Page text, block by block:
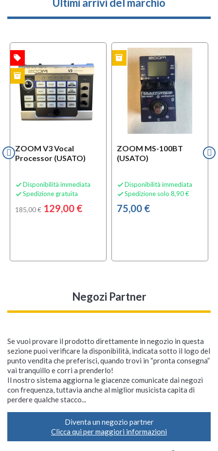
ZOOM V3 Vocal
Processor (USATO)
 Disponibilità immediata
 Spedizione gratuita
185,00 € 129,00 €
local_offer
inventory
ZOOM MS-100BT
(USATO)
 Disponibilità immediata
 Spedizione solo 8,90 €
75,00 €
inventory
Negozi Partner
Se vuoi provare il prodotto direttamente in negozio in questa
sezione puoi verificare la disponibilità, indicata sotto il logo del
punto vendita che preferisci, quando trovi in “pronta consegna”
vai tranquillo e corri a prenderlo!
Il nostro sistema aggiorna le giacenze comunicate dai negozi
con frequenza, tuttavia anche al miglior musicista capita di
perdere qualche stacco...
Diventa un negozio partner
Clicca qui per maggiori informazioni